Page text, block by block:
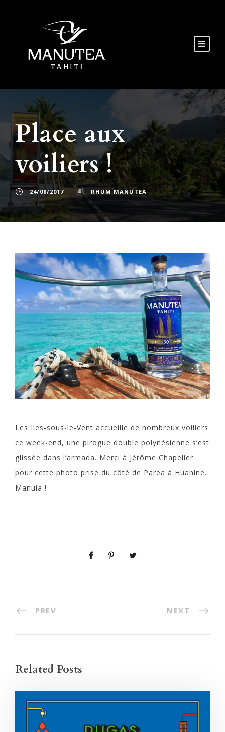
Place aux
voiliers !
24/08/2017 RHUM MANUTEA
Les Iles-sous-le-Vent accueille de nombreux voiliers
ce week-end, une pirogue double polynésienne s’est
glissée dans l’armada. Merci à Jérôme Chapelier
pour cette photo prise du côté de Parea à Huahine.
Manuia !
PREV NEXT
Related Posts